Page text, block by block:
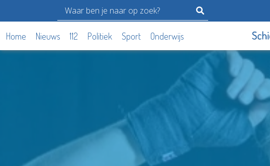
Home Nieuws 112 Politiek Sport Onderwijs